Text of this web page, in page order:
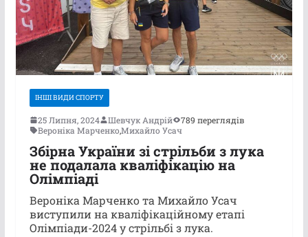
ІНШІ ВИДИ СПОРТУ
25 Липня, 2024 Шевчук Андрій
789 переглядів
Вероніка Марченко,Михайло Усач
Збірна України зі стрільби з лука
не подалала кваліфікацію на
Олімпіаді
Вероніка Марченко та Михайло Усач
виступили на кваліфікаційному етапі
Олімпіади-2024 у стрільбі з лука.